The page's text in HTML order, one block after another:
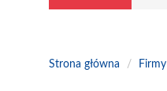
Strona główna / Firmy